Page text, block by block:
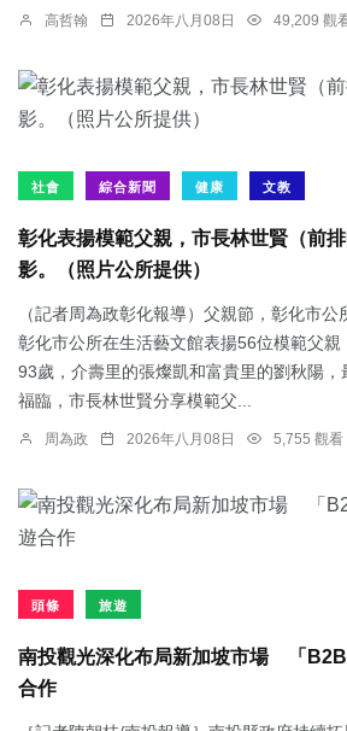
高哲翰 2026年八月08日 49,209 觀
社會 綜合新聞 健康 文教
彰化表揚模範父親，市長林世賢（前
影。（照片公所提供）
（記者周為政彰化報導）父親節，彰化市公
彰化市公所在生活藝文館表揚56位模範父親
93歲，介壽里的張燦凱和富貴里的劉秋陽
福臨，市長林世賢分享模範父...
周為政 2026年八月08日 5,755 觀看
頭條 旅遊
南投觀光深化布局新加坡市場 「
合作